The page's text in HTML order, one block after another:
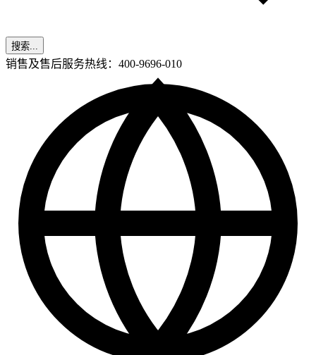
搜索...
销售及售后服务热线：400-9696-010